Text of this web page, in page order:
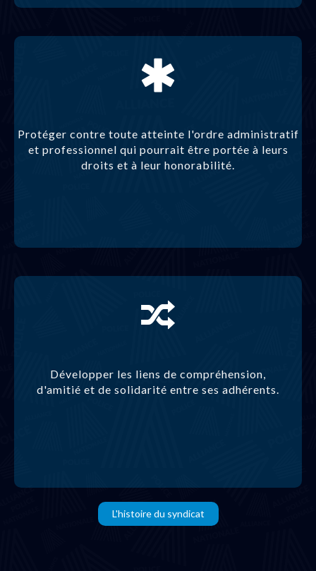
Protéger contre toute atteinte l'ordre administratif
et professionnel qui pourrait être portée à leurs
droits et à leur honorabilité.
Développer les liens de compréhension,
d'amitié et de solidarité entre ses adhérents.
L'histoire du syndicat